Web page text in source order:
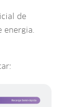
de
energia.